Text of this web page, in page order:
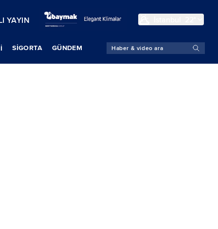
YAYIN
SIGORTA GÜNDEM